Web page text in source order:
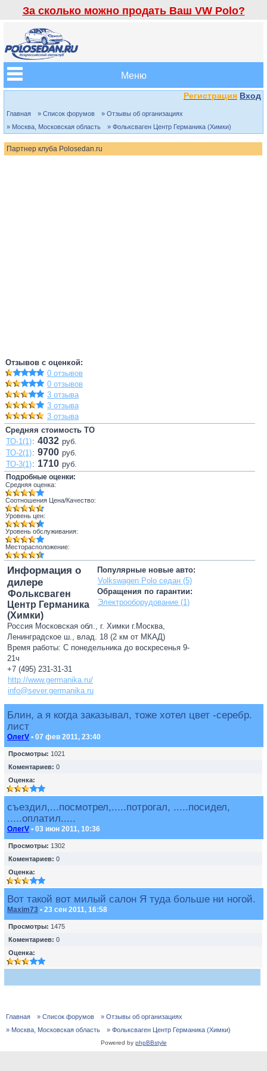
За сколько можно продать Ваш VW Polo?
Меню
Регистрация Вход
Главная » Список форумов
» Отзывы об организациях
» Москва, Московская область
» Фольксваген Центр Германика (Химки)
Партнер клуба Polosedan.ru
Отзывов с оценкой:
0 отзывов
0 отзывов
3 отзыва
3 отзыва
3 отзыва
Средняя стоимость ТО
ТО-1(1): 4032 руб.
ТО-2(1): 9700 руб.
ТО-3(1): 1710 руб.
Подробные оценки:
Средняя оценка:
Соотношения Цена/Качество:
Уровень цен:
Уровень обслуживания:
Месторасположение:
Популярные новые авто:
Volkswagen Polo седан (5)
Обращения по гарантии:
Электрооборудование (1)
Информация о
дилере
Фольксваген
Центр Германика
(Химки)
Россия Московская обл., г. Химки г.Москва,
Ленинградское ш., влад. 18 (2 км от МКАД)
Время работы: С понедельника до воскресенья 9-
21ч
+7 (495) 231-31-31
http://www.germanika.ru/
info@sever.germanika.ru
Блин, а я когда заказывал, тоже хотел цвет -серебр.
лист
ОлегV • 07 фев 2011, 23:40
Просмотры: 1021
Коментариев: 0
Оценка:
съездил,...посмотрел,.....потрогал, .....посидел,
.....оплатил.....
ОлегV • 03 июн 2011, 10:36
Просмотры: 1302
Коментариев: 0
Оценка:
Вот такой вот милый салон Я туда больше ни ногой.
Maxim73 • 23 сен 2011, 16:58
Просмотры: 1475
Коментариев: 0
Оценка:
Главная » Список форумов
» Отзывы об организациях
» Москва, Московская область
» Фольксваген Центр Германика (Химки)
Powered by phpBBstyle